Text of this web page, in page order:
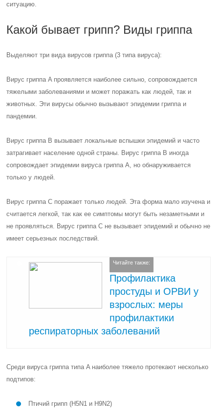
ситуацию.
Какой бывает грипп? Виды гриппа
Выделяют три вида вирусов гриппа (3 типа вируса):
Вирус гриппа A проявляется наиболее сильно, сопровождается
тяжелыми заболеваниями и может поражать как людей, так и
животных. Эти вирусы обычно вызывают эпидемии гриппа и
пандемии.
Вирус гриппа B вызывает локальные вспышки эпидемий и часто
затрагивает население одной страны. Вирус гриппа B иногда
сопровождает эпидемии вируса гриппа A, но обнаруживается
только у людей.
Вирус гриппа C поражает только людей. Эта форма мало изучена и
считается легкой, так как ее симптомы могут быть незаметными и
не проявляться. Вирус гриппа C не вызывает эпидемий и обычно не
имеет серьезных последствий.
Читайте также:
Профилактика
простуды и ОРВИ у
взрослых: меры
профилактики
респираторных заболеваний
Среди вируса гриппа типа A наиболее тяжело протекают несколько
подтипов:
Птичий грипп (Н5N1 и H9N2)